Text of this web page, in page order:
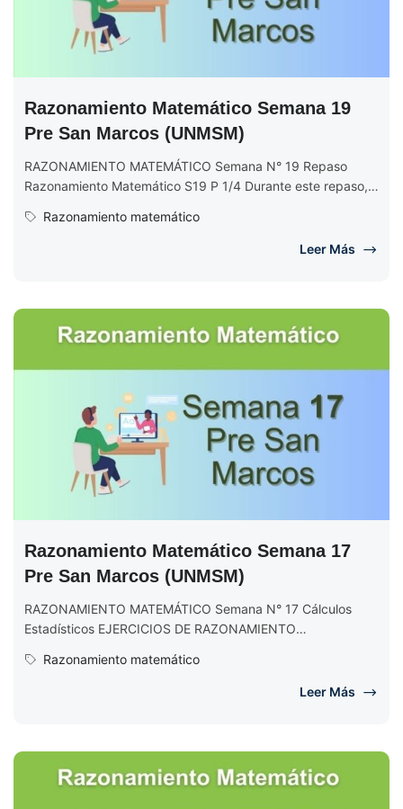
Razonamiento Matemático Semana 19
Pre San Marcos (UNMSM)
RAZONAMIENTO MATEMÁTICO Semana N° 19 Repaso
Razonamiento Matemático S19 P 1/4 Durante este repaso,
Razonamiento matemático
Leer Más
Razonamiento Matemático Semana 17
Pre San Marcos (UNMSM)
RAZONAMIENTO MATEMÁTICO Semana N° 17 Cálculos
Estadísticos EJERCICIOS DE RAZONAMIENTO
Razonamiento matemático
Leer Más